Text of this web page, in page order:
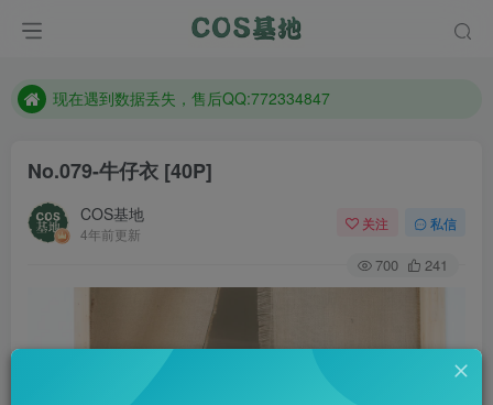
现在遇到数据丢失，售后QQ:772334847
防失联：百度搜索《趣画刊》，实时查看最新站点。
No.079-牛仔衣 [40P]
COS基地
4年前更新
关注 私信
700 241